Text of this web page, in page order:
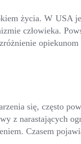
życia. W USA
człowieka.
opiekunom
się, często
z narastających
Czasem